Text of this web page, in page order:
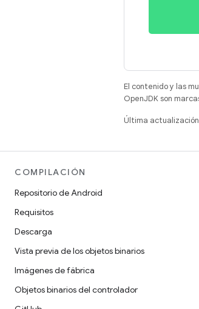
El contenido y las
OpenJDK son
Última
COMPILACIÓN
Repositorio de Android
Requisitos
Descarga
Vista previa de los objetos binarios
Imágenes de fábrica
Objetos binarios del controlador